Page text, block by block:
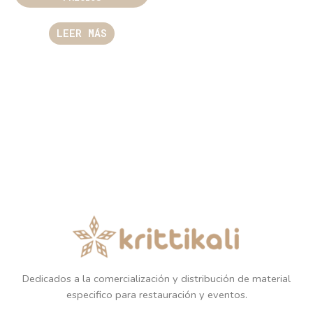
LEER MÁS
Dedicados a la comercialización y distribución de material
especifico para restauración y eventos.